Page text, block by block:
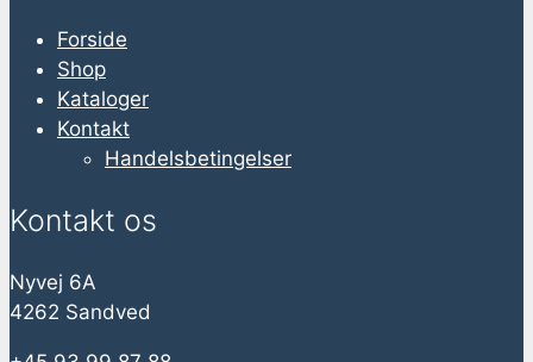
Forside
Shop
Kataloger
Kontakt
Handelsbetingelser
Kontakt os
Nyvej 6A
4262 Sandved